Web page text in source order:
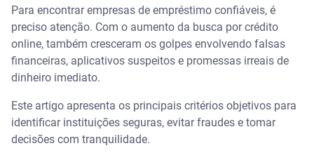
Assista | Antes de pegar um empréstimo: dicas de
planejamento para NÃO se endividar – Serasa
Ensina
Como identificar empresas de empréstimo
confiáveis
Verificar o registro no Banco Central
Conferir se o CNPJ está ativo
Para encontrar empresas de empréstimo confiáveis, é
preciso atenção. Com o aumento da busca por crédito
online, também cresceram os golpes envolvendo falsas
financeiras, aplicativos suspeitos e promessas irreais de
dinheiro imediato.
Este artigo apresenta os principais critérios objetivos para
identificar instituições seguras, evitar fraudes e tomar
decisões com tranquilidade.